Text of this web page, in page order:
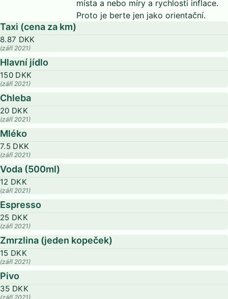
místa a nebo míry a rychlosti inflace.
Proto je berte jen jako orientační.
Taxi (cena za km)
8.87 DKK
(září 2021)
Hlavní jídlo
150 DKK
(září 2021)
Chleba
20 DKK
(září 2021)
Mléko
7.5 DKK
(září 2021)
Voda (500ml)
12 DKK
(září 2021)
Espresso
25 DKK
(září 2021)
Zmrzlina (jeden kopeček)
15 DKK
(září 2021)
Pivo
35 DKK
(září 2021)